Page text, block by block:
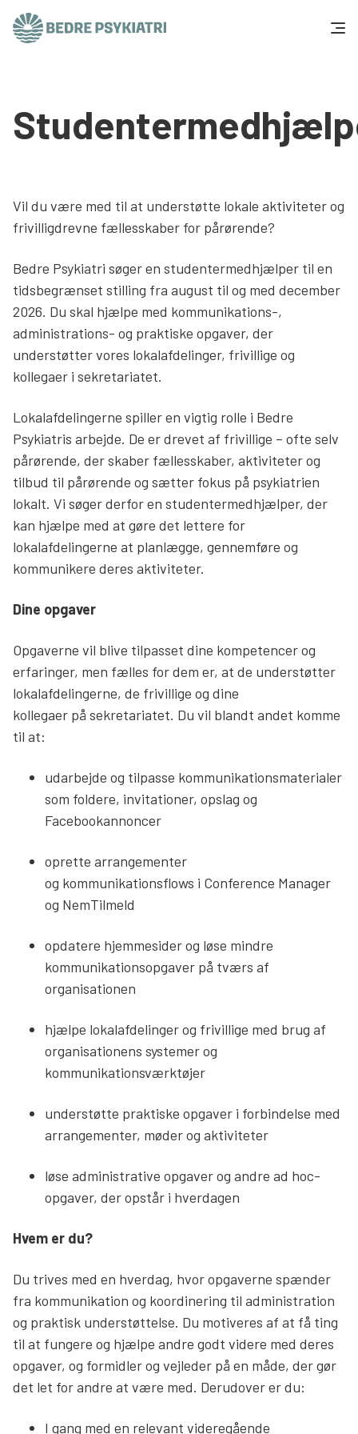
Tal og fakta
Vær med
Støt os
Søg
Vil du være med til at understøtte lokale aktiviteter og
frivilligdrevne fællesskaber for pårørende?
Bedre Psykiatri søger en studentermedhjælper til en
tidsbegrænset stilling fra august til og med december
2026. Du skal hjælpe med kommunikations-,
administrations- og praktiske opgaver, der
understøtter vores lokalafdelinger, frivillige og
kollegaer i sekretariatet.
Lokalafdelingerne spiller en vigtig rolle i Bedre
Psykiatris arbejde. De er drevet af frivillige – ofte selv
pårørende, der skaber fællesskaber, aktiviteter og
tilbud til pårørende og sætter fokus på psykiatrien
lokalt. Vi søger derfor en studentermedhjælper, der
kan hjælpe med at gøre det lettere for
lokalafdelingerne at planlægge, gennemføre og
kommunikere deres aktiviteter.
Dine opgaver
Opgaverne vil blive tilpasset dine kompetencer og
erfaringer, men fælles for dem er, at de understøtter
lokalafdelingerne, de frivillige og dine
kollegaer på sekretariatet. Du vil blandt andet komme
til at:
udarbejde og tilpasse kommunikationsmaterialer
som foldere, invitationer, opslag og
Facebookannoncer
oprette arrangementer
og kommunikationsflows i Conference Manager
og NemTilmeld
opdatere hjemmesider og løse mindre
kommunikationsopgaver på tværs af
organisationen
hjælpe lokalafdelinger og frivillige med brug af
organisationens systemer og
kommunikationsværktøjer
understøtte praktiske opgaver i forbindelse med
arrangementer, møder og aktiviteter
løse administrative opgaver og andre ad hoc-
opgaver, der opstår i hverdagen
Hvem er du?
Du trives med en hverdag, hvor opgaverne spænder
fra kommunikation og koordinering til administration
og praktisk understøttelse. Du motiveres af at få ting
til at fungere og hjælpe andre godt videre med deres
opgaver, og formidler og vejleder på en måde, der gør
det let for andre at være med. Derudover er du:
I gang med en relevant videregående